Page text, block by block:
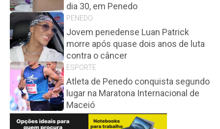
dia 30, em Penedo
PENEDO
Jovem penedense Luan Patrick
morre após quase dois anos de luta
contra o câncer
ESPORTE
Atleta de Penedo conquista segundo
lugar na Maratona Internacional de
Maceió